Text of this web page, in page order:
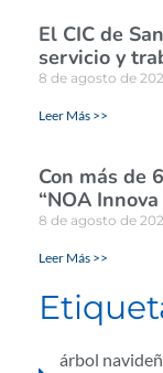
El CIC de
servicio y
8 de agosto de
Leer Más >>
Con más de
“NOA
8 de agosto de
Leer Más >>
árbol